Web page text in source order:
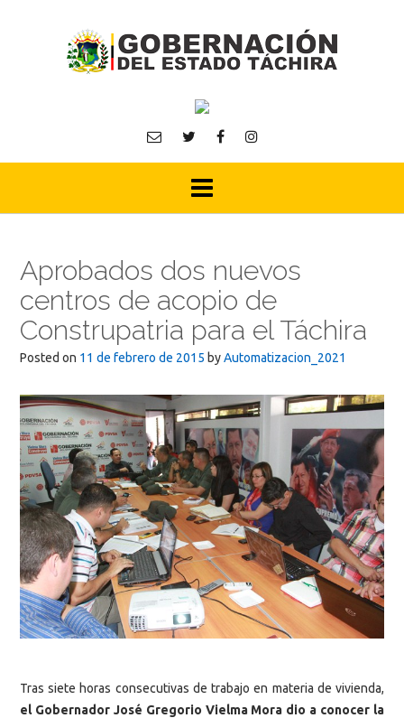
Aprobados dos nuevos
centros de acopio de
Construpatria para el Táchira
Posted on 11 de febrero de 2015 byAutomatizacion_2021
Tras siete horas consecutivas de trabajo en materia de vivienda,
el Gobernador José Gregorio Vielma Mora dio a conocer la